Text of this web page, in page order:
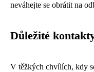
neváhejte se obrátit na
Důležité
V těžkých chvílích, kdy